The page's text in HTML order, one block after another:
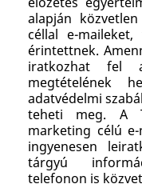
alapján
céllal e-
érintettnek.
iratkozhat fel
megtételének
adatvédelmi
teheti meg. A
marketing célú
ingyenesen
tárgyú
telefonon is